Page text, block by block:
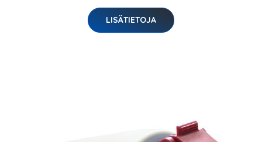
LISÄTIETOJA